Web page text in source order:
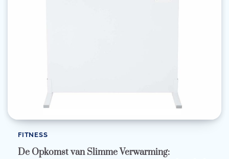
FITNESS
De Opkomst van Slimme Verwarming: